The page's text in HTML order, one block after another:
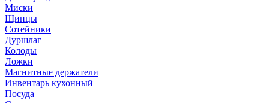
Миски
Щипцы
Сотейники
Дуршлаг
Колоды
Ложки
Магнитные держатели
Инвентарь кухонный
Посуда